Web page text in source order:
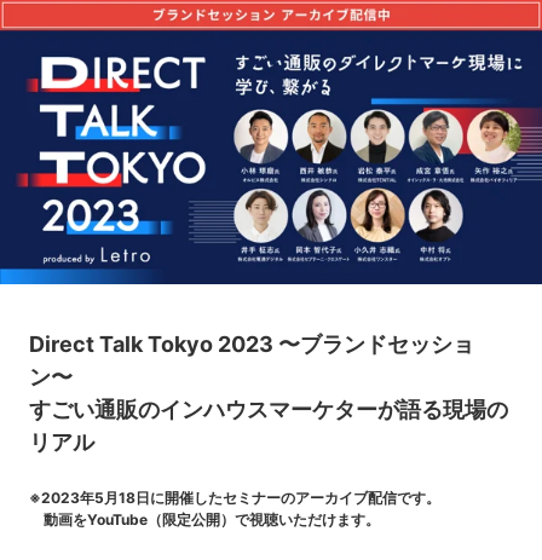
Direct Talk Tokyo 2023 〜ブランドセッショ
ン〜
すごい通販のインハウスマーケターが語る現場の
リアル
※2023年5月18日に開催したセミナーのアーカイブ配信です。
動画をYouTube（限定公開）で視聴いただけます。